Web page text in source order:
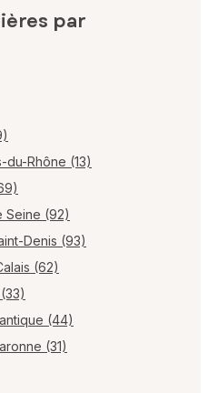
par
du-Rhône (13)
Seine (92)
Denis (93)
(62)
(44)
(31)